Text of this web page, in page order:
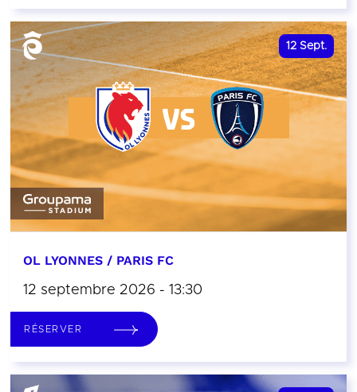
12 Sept.
OL LYONNES / PARIS FC
12 septembre 2026 - 13:30
RÉSERVER